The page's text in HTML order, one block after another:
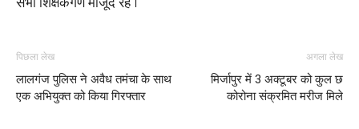
पिछला लेख
लालगंज पुलिस ने अवैध तमंचा के साथ
एक अभियुक्त को किया गिरफ्तार
अगला लेख
मिर्जापुर में 3 अक्टूबर को कुल छ
कोरोना संक्रमित मरीज मिले